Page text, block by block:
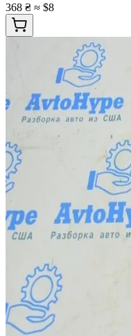
368 ₴ ≈ $8